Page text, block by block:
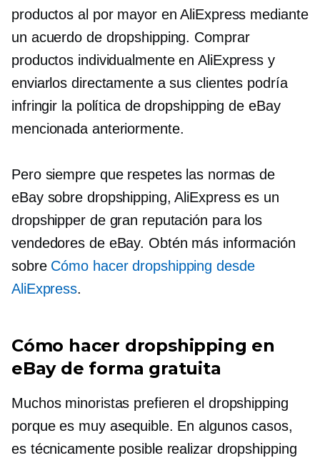
productos al por mayor en AliExpress mediante
un acuerdo de dropshipping. Comprar
productos individualmente en AliExpress y
enviarlos directamente a sus clientes podría
infringir la política de dropshipping de eBay
mencionada anteriormente.
Pero siempre que respetes las normas de
eBay sobre dropshipping, AliExpress es un
dropshipper de gran reputación para los
vendedores de eBay. Obtén más información
sobre Cómo hacer dropshipping desde
AliExpress.
Cómo hacer dropshipping en
eBay de forma gratuita
Muchos minoristas prefieren el dropshipping
porque es muy asequible. En algunos casos,
es técnicamente posible realizar dropshipping